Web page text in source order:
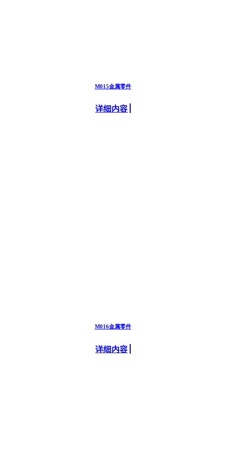
M015金属零件
详细内容
M016金属零件
详细内容